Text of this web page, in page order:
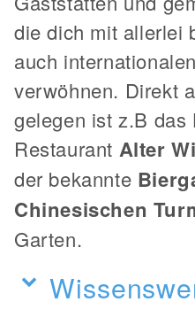
die dich mit allerlei
auch
verwöhnen. Direkt
gelegen ist z.B das
Restaurant Alter
der bekannte
Chinesischen
Garten.